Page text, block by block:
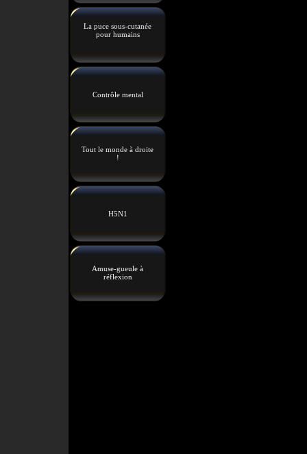
La puce sous-cutanée
pour humains
Contrôle mental
Tout le monde à droite
!
H5N1
Amuse-gueule à
réflexion